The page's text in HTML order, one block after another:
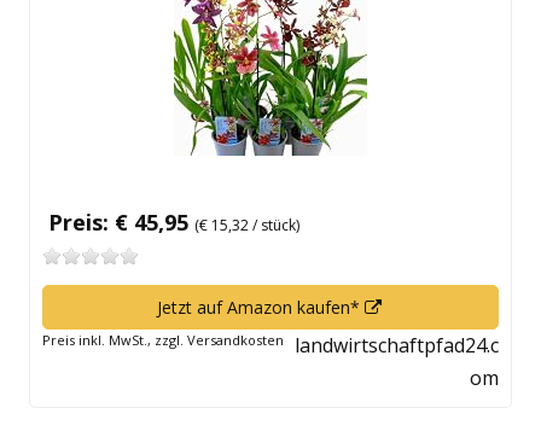
Preis: € 45,95 (€ 15,32 / stück)
Jetzt auf Amazon kaufen*
neuem
Fenster
Preis inkl. MwSt., zzgl. Versandkosten
landwirtschaftpfad24.c
om